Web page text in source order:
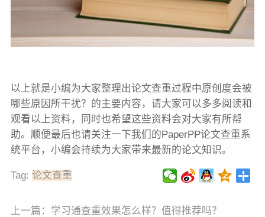
以上就是小编为大家整理出论文查重过程中原创度会被
哪些原因所干扰？的主要内容，请大家可以多多阅读和
观看以上资料，同时也希望这些资料会对大家有所帮
助。顺便最后也请关注一下我们的PaperPP论文查重系
统平台，小编会持续为大家带来最新的论文知识。
Tag: 论文查重
上一篇： 学习通查重效果怎么样？值得推荐吗？